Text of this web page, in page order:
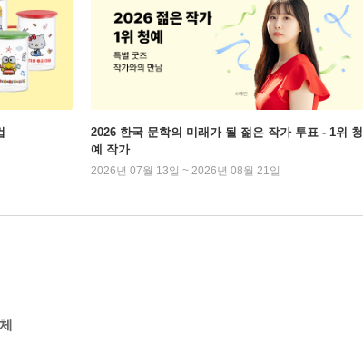
2026 한국 문학의 미래가 될 젊은 작가 투표 - 1위 청
예 작가
2026년 07월 13일 ~ 2026년 08월 21일